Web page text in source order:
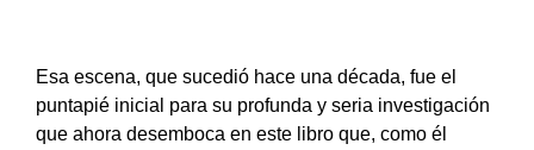
Esa escena, que sucedió hace una década, fue el
puntapié inicial para su profunda y seria investigación
que ahora desemboca en este libro que, como él